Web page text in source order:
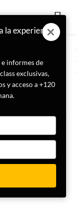
la caída
la experiencia
informes de
exclusivas,
y acceso a +120